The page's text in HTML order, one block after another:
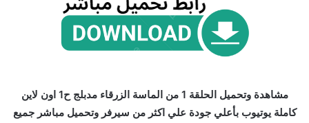
مشاهدة وتحميل الحلقة 1 من الماسة الزرقاء مدبلج ح1 اون لاين
كاملة يوتيوب بأعلي جودة علي اكثر من سيرفر وتحميل مباشر جميع